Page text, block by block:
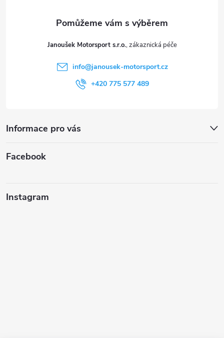
Janoušek Motorsport s.r.o.
info@janousek-motorsport.cz
+420 775 577 489
Informace pro vás
Facebook
Instagram